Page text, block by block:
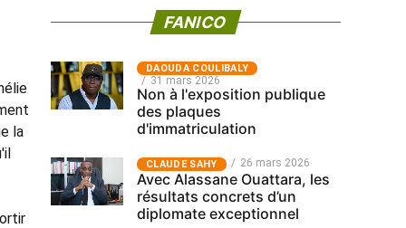
la
FANICO
‎DAOUDA COULIBALY
31 mars 2026
Non à l'exposition publique
des plaques
d'immatriculation
CLAUDE SAHY 26 mars 2026
Avec Alassane Ouattara, les
résultats concrets d’un
diplomate exceptionnel